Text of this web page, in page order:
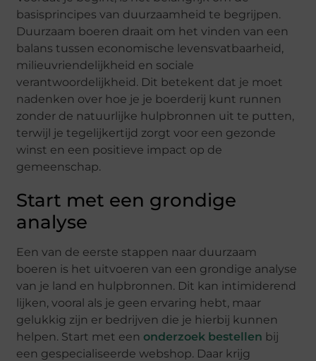
basisprincipes van duurzaamheid te begrijpen.
Duurzaam boeren draait om het vinden van een
balans tussen economische levensvatbaarheid,
milieuvriendelijkheid en sociale
verantwoordelijkheid. Dit betekent dat je moet
nadenken over hoe je je boerderij kunt runnen
zonder de natuurlijke hulpbronnen uit te putten,
terwijl je tegelijkertijd zorgt voor een gezonde
winst en een positieve impact op de
gemeenschap.
Start met een grondige
analyse
Een van de eerste stappen naar duurzaam
boeren is het uitvoeren van een grondige analyse
van je land en hulpbronnen. Dit kan intimiderend
lijken, vooral als je geen ervaring hebt, maar
gelukkig zijn er bedrijven die je hierbij kunnen
helpen. Start met eenonderzoek bestellen bij
een gespecialiseerde webshop. Daar krijg